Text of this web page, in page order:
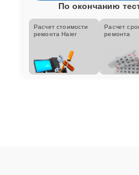
По окончанию
Расчет стоимости
ремонта Haier
Расчет
ремонта